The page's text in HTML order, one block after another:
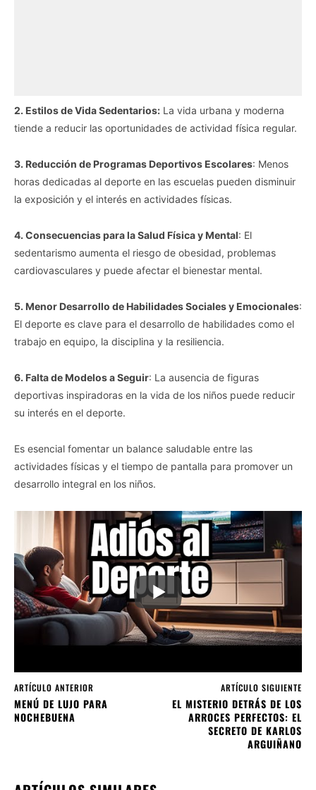
2. Estilos de Vida Sedentarios: La vida urbana y moderna
tiende a reducir las oportunidades de actividad física regular.
3. Reducción de Programas Deportivos Escolares: Menos
horas dedicadas al deporte en las escuelas pueden disminuir
la exposición y el interés en actividades físicas.
4. Consecuencias para la Salud Física y Mental: El
sedentarismo aumenta el riesgo de obesidad, problemas
cardiovasculares y puede afectar el bienestar mental.
5. Menor Desarrollo de Habilidades Sociales y Emocionales:
El deporte es clave para el desarrollo de habilidades como el
trabajo en equipo, la disciplina y la resiliencia.
6. Falta de Modelos a Seguir: La ausencia de figuras
deportivas inspiradoras en la vida de los niños puede reducir
su interés en el deporte.
Es esencial fomentar un balance saludable entre las
actividades físicas y el tiempo de pantalla para promover un
desarrollo integral en los niños.
ARTÍCULO ANTERIOR
MENÚ DE LUJO PARA
NOCHEBUENA
ARTÍCULO SIGUIENTE
EL MISTERIO DETRÁS DE LOS
ARROCES PERFECTOS: EL
SECRETO DE KARLOS
ARGUIÑANO